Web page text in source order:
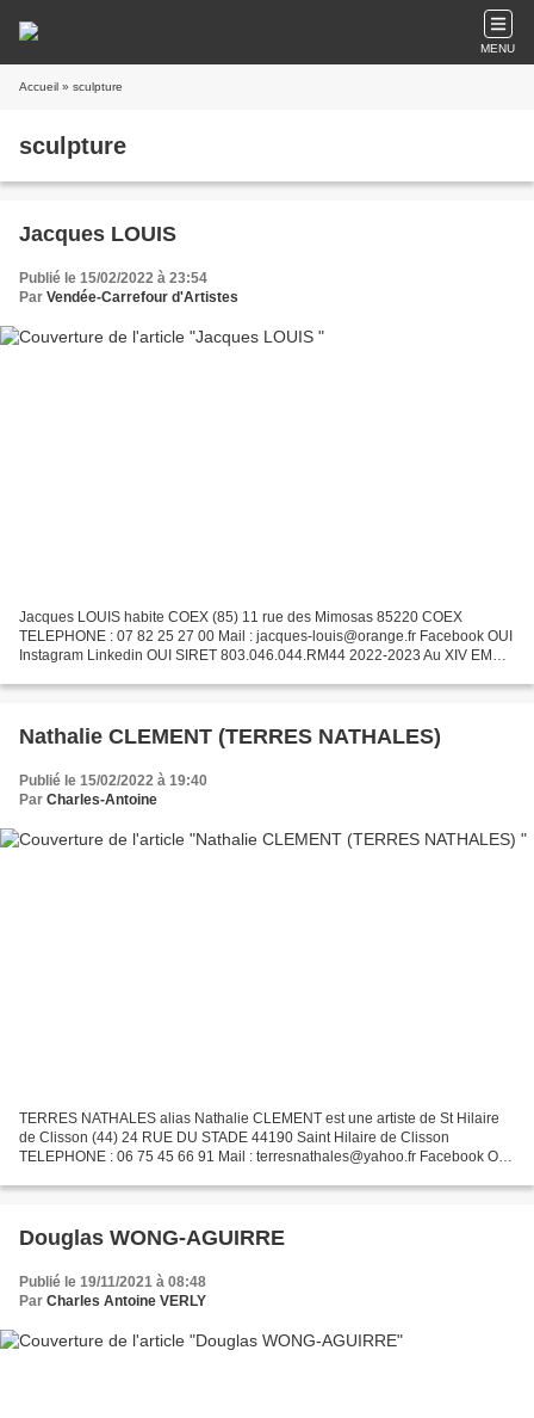
MENU
Accueil » sculpture
sculpture
Jacques LOUIS
Publié le 15/02/2022 à 23:54
Par Vendée-Carrefour d'Artistes
Jacques LOUIS habite COEX (85) 11 rue des Mimosas 85220 COEX
TELEPHONE : 07 82 25 27 00 Mail : jacques-louis@orange.fr Facebook OUI
Instagram Linkedin OUI SIRET 803.046.044.RM44 2022-2023 Au XIV EME
Nathalie CLEMENT (TERRES NATHALES)
Publié le 15/02/2022 à 19:40
Par Charles-Antoine
TERRES NATHALES alias Nathalie CLEMENT est une artiste de St Hilaire
de Clisson (44) 24 RUE DU STADE 44190 Saint Hilaire de Clisson
TELEPHONE : 06 75 45 66 91 Mail : terresnathales@yahoo.fr Facebook OUI
Douglas WONG-AGUIRRE
Publié le 19/11/2021 à 08:48
Par Charles Antoine VERLY